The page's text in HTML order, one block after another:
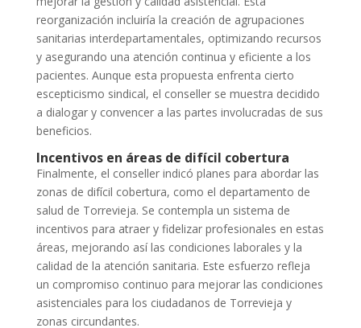
reorganización incluiría la creación de agrupaciones
sanitarias interdepartamentales, optimizando recursos
y asegurando una atención continua y eficiente a los
pacientes. Aunque esta propuesta enfrenta cierto
escepticismo sindical, el conseller se muestra decidido
a dialogar y convencer a las partes involucradas de sus
beneficios.
Incentivos en áreas de difícil cobertura
Finalmente, el conseller indicó planes para abordar las
zonas de difícil cobertura, como el departamento de
salud de Torrevieja. Se contempla un sistema de
incentivos para atraer y fidelizar profesionales en estas
áreas, mejorando así las condiciones laborales y la
calidad de la atención sanitaria. Este esfuerzo refleja
un compromiso continuo para mejorar las condiciones
asistenciales para los ciudadanos de Torrevieja y
zonas circundantes.